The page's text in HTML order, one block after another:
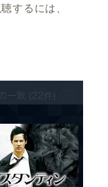
するには、